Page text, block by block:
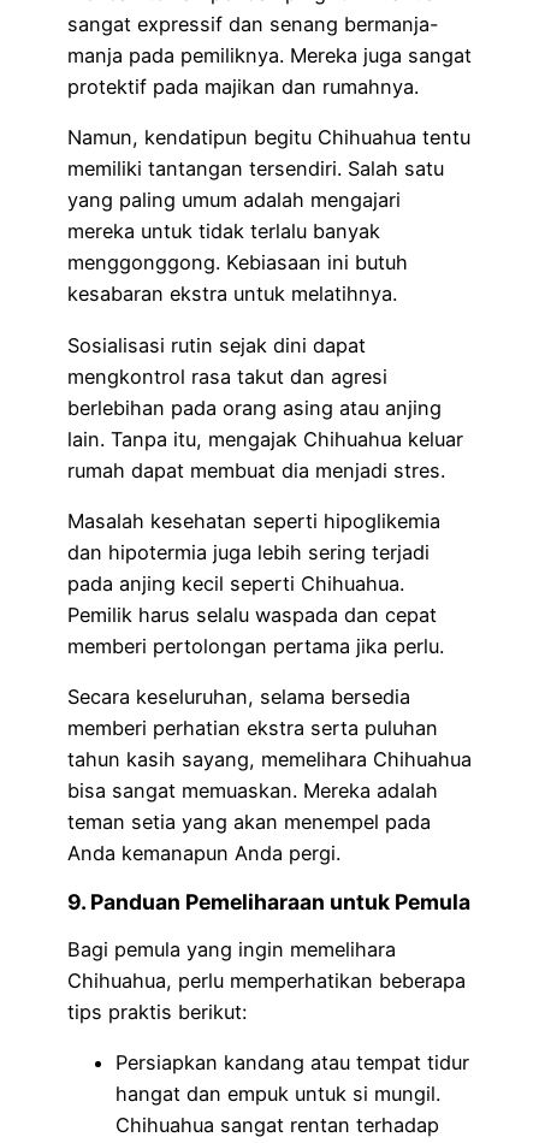
sangat expressif dan senang bermanja-
manja pada pemiliknya. Mereka juga sangat
protektif pada majikan dan rumahnya.
Namun, kendatipun begitu Chihuahua tentu
memiliki tantangan tersendiri. Salah satu
yang paling umum adalah mengajari
mereka untuk tidak terlalu banyak
menggonggong. Kebiasaan ini butuh
kesabaran ekstra untuk melatihnya.
Sosialisasi rutin sejak dini dapat
mengkontrol rasa takut dan agresi
berlebihan pada orang asing atau anjing
lain. Tanpa itu, mengajak Chihuahua keluar
rumah dapat membuat dia menjadi stres.
Masalah kesehatan seperti hipoglikemia
dan hipotermia juga lebih sering terjadi
pada anjing kecil seperti Chihuahua.
Pemilik harus selalu waspada dan cepat
memberi pertolongan pertama jika perlu.
Secara keseluruhan, selama bersedia
memberi perhatian ekstra serta puluhan
tahun kasih sayang, memelihara Chihuahua
bisa sangat memuaskan. Mereka adalah
teman setia yang akan menempel pada
Anda kemanapun Anda pergi.
9. Panduan Pemeliharaan untuk Pemula
Bagi pemula yang ingin memelihara
Chihuahua, perlu memperhatikan beberapa
tips praktis berikut:
Persiapkan kandang atau tempat tidur
hangat dan empuk untuk si mungil.
Chihuahua sangat rentan terhadap